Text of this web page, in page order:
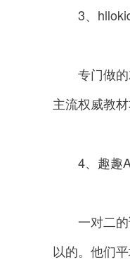
3、
专门做的
主流权威教
4、趣趣
一对二的
以的。他们